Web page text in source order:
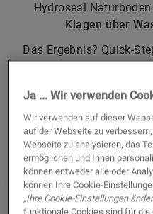
Hydroseal
Klagen über
Das Ergebnis? Quick-
Küche und
jegliche Bedenken
ENTDECKEN SIE
HYDROSEAL
Ja ... Wir verwenden
Wir verwenden auf dieser
auf der Webseite zu
Webseite zu analysieren, das
ermöglichen und Ihnen
können entweder alle oder
können Ihre Cookie-
„Ihre Cookie-Einstellungen
funktionale Cookies sind für